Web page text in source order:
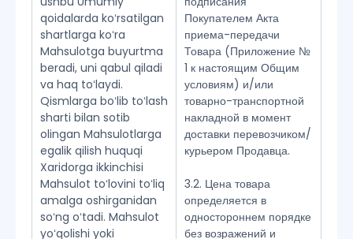
qoidalarda koʻrsatilgan
shartlarga koʻra
Mahsulotga buyurtma
beradi, uni qabul qiladi
va haq toʻlaydi.
Qismlarga boʻlib toʻlash
sharti bilan sotib
olingan Mahsulotlarga
egalik qilish huquqi
Xaridorga ikkinchisi
Mahsulot toʻlovini toʻliq
amalga oshirganidan
soʻng oʻtadi. Mahsulot
yoʻqolishi yoki
Покупателем Акта
приема-передачи
Товара (Приложение №
1 к настоящим Общим
условиям) и/или
товарно-транспортной
накладной в момент
доставки перевозчиком/
курьером Продавца.
3.2. Цена товара
определяется в
одностороннем порядке
без возражений и